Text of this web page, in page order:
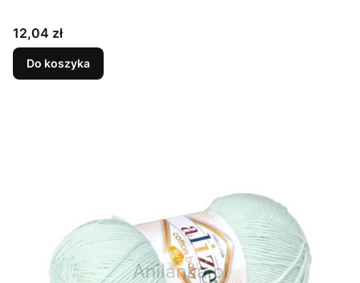
Cena
12,04 zł
Do koszyka